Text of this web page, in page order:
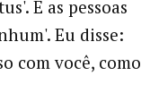
E as pessoas
Eu disse:
com você, como